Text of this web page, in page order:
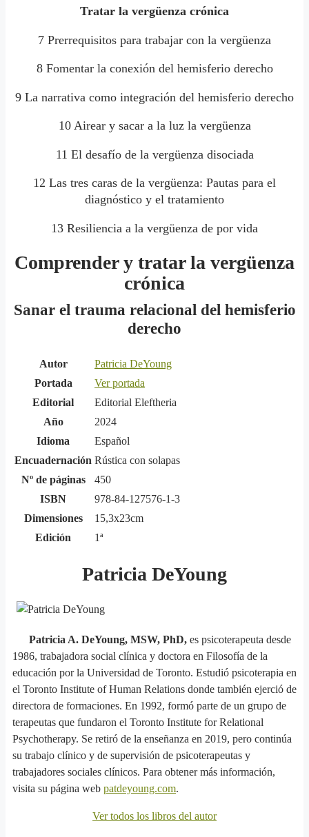
Tratar la vergüenza crónica
7 Prerrequisitos para trabajar con la vergüenza
8 Fomentar la conexión del hemisferio derecho
9 La narrativa como integración del hemisferio derecho
10 Airear y sacar a la luz la vergüenza
11 El desafío de la vergüenza disociada
12 Las tres caras de la vergüenza: Pautas para el
diagnóstico y el tratamiento
13 Resiliencia a la vergüenza de por vida
Comprender y tratar la vergüenza
crónica
Sanar el trauma relacional del hemisferio
derecho
Autor
Patricia DeYoung
Portada
Ver portada
Editorial
Editorial Eleftheria
Año
2024
Idioma
Español
Encuadernación Rústica con solapas
Nº de páginas
450
ISBN
978-84-127576-1-3
Dimensiones
15,3x23cm
Edición
1ª
Patricia DeYoung
Patricia A. DeYoung, MSW, PhD, es psicoterapeuta desde
1986, trabajadora social clínica y doctora en Filosofía de la
educación por la Universidad de Toronto. Estudió psicoterapia en
el Toronto Institute of Human Relations donde también ejerció de
directora de formaciones. En 1992, formó parte de un grupo de
terapeutas que fundaron el Toronto Institute for Relational
Psychotherapy. Se retiró de la enseñanza en 2019, pero continúa
su trabajo clínico y de supervisión de psicoterapeutas y
trabajadores sociales clínicos. Para obtener más información,
visita su página web patdeyoung.com.
Ver todos los libros del autor